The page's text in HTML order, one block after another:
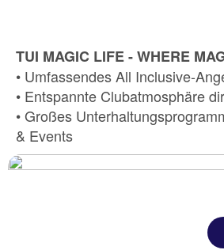
TUI MAGIC LIFE - WHERE
• Umfassendes All Inclusive-
• Entspannte Clubatmosphäre
• Großes
& Events